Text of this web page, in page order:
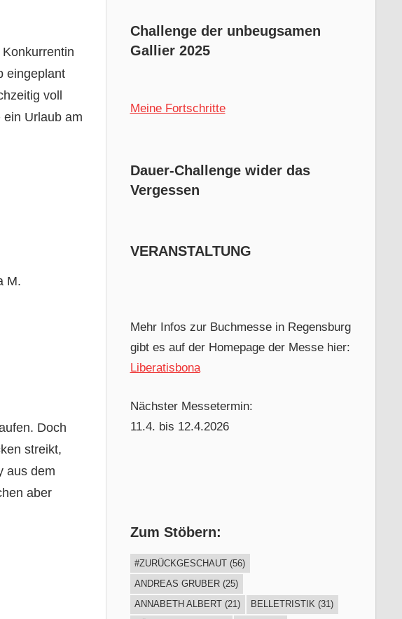
eingeplant
voll
Urlaub am
M.
Doch
streikt,
aus dem
aber
Challenge der unbeugsamen
Gallier 2025
Meine Fortschritte
Dauer-Challenge wider das
Vergessen
VERANSTALTUNG
Mehr Infos zur Buchmesse in Regensburg
gibt es auf der Homepage der Messe hier:
Liberatisbona
Nächster Messetermin:
11.4. bis 12.4.2026
Zum Stöbern:
#ZURÜCKGESCHAUT (56)
ANDREAS GRUBER (25)
ANNABETH ALBERT (21) BELLETRISTIK (31)